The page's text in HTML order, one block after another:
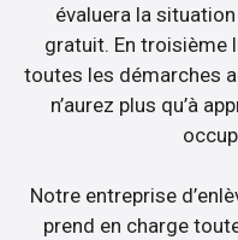
évaluera la
gratuit. En troisième
toutes les démarches
n’aurez plus qu’à
Notre entreprise
prend en charge